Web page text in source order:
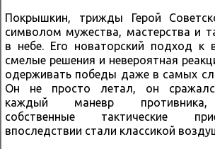
Покрышкин, трижды Герой
символом мужества, мастерства и
в небе. Его новаторский подход к
смелые решения и невероятная
одерживать победы даже в самых
Он не просто летал, он
каждый маневр противника,
собственные тактические
впоследствии стали классикой